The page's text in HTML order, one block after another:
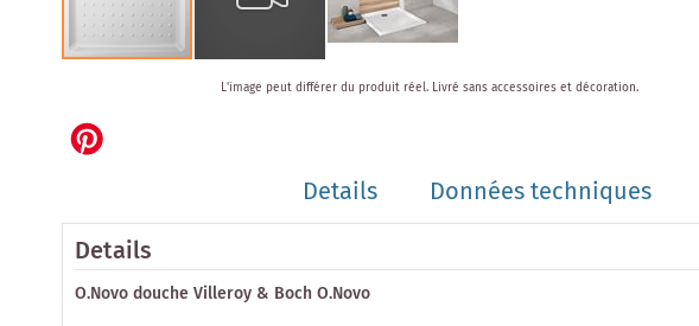
the
beginning
gallery
L'image peut différer du produit réel. Livré sans accessoires et décoration.
Details Données techniques
Details
O.Novo douche Villeroy & Boch O.Novo